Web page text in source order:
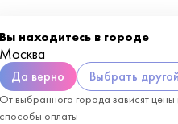
Вы находитесь в городе
Москва
Да верно Выбрать другой
От выбранного города зависят цены
способы оплаты
Москва
врачей